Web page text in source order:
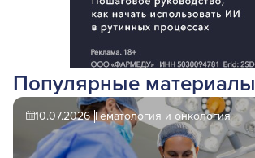
Популярные материалы
10.07.2026 Гематология и онкология